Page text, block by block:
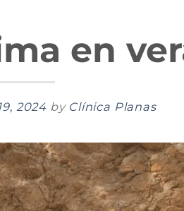
en
2024 by Clínica Planas